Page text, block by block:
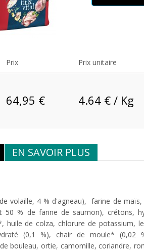
Prix Prix unitaire
64,95 € 4.64 € / Kg
EN SAVOIR PLUS
volaille, 4 % d'agneau), farine de
50 % de farine de saumon), crétons,
huile de colza, chlorure de potassium,
(0,1 %), chair de moule* (0,02
bouleau, ortie, camomille, coriandre,